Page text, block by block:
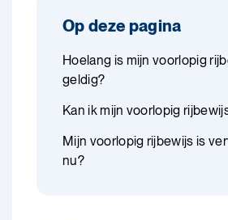
Op deze pagina
Hoelang is mijn voorlopig
geldig?
Kan ik mijn voorlopig
Mijn voorlopig rijbewijs is
nu?